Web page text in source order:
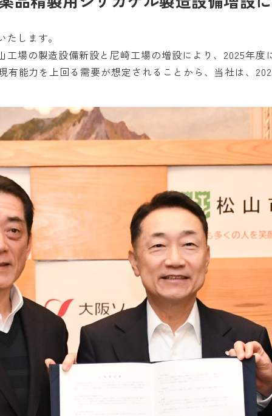
します。
の製造設備新設と尼崎工場の増設により、2025年度
を上回る需要が想定されることから、当社は、